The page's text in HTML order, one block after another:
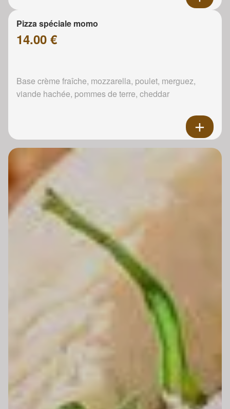
Pizza spéciale momo
14.00 €
Base crème fraîche, mozzarella, poulet, merguez,
viande hachée, pommes de terre, cheddar